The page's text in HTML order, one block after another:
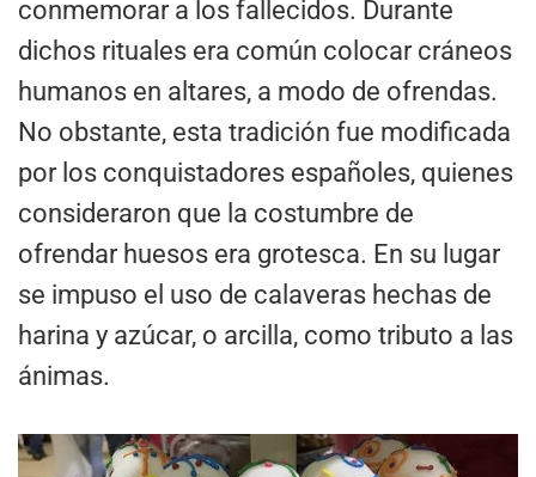
conmemorar a los fallecidos. Durante
dichos rituales era común colocar cráneos
humanos en altares, a modo de ofrendas.
No obstante, esta tradición fue modificada
por los conquistadores españoles, quienes
consideraron que la costumbre de
ofrendar huesos era grotesca. En su lugar
se impuso el uso de calaveras hechas de
harina y azúcar, o arcilla, como tributo a las
ánimas.